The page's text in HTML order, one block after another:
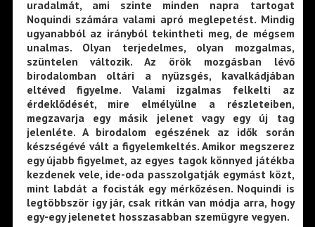
uradalmát, ami szinte minden napra tartogat
Noquindi számára valami apró meglepetést. Mindig
ugyanabból az irányból tekintheti meg, de mégsem
unalmas. Olyan terjedelmes, olyan mozgalmas,
szüntelen változik. Az örök mozgásban lévő
birodalomban oltári a nyüzsgés, kavalkádjában
eltéved figyelme. Valami izgalmas felkelti az
érdeklődését, mire elmélyülne a részleteiben,
megzavarja egy másik jelenet vagy egy új tag
jelenléte. A birodalom egészének az idők során
készségévé vált a figyelemkeltés. Amikor megszerez
egy újabb figyelmet, az egyes tagok könnyed játékba
kezdenek vele, ide-oda passzolgatják egymást közt,
mint labdát a focisták egy mérkőzésen. Noquindi is
legtöbbször így jár, csak ritkán van módja arra, hogy
egy-egy jelenetet hosszasabban szemügyre vegyen.